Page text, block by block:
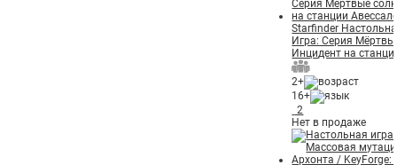
Starfinder
Игра: Серия
Инцидент на
2+
16+
2
Нет в продаже